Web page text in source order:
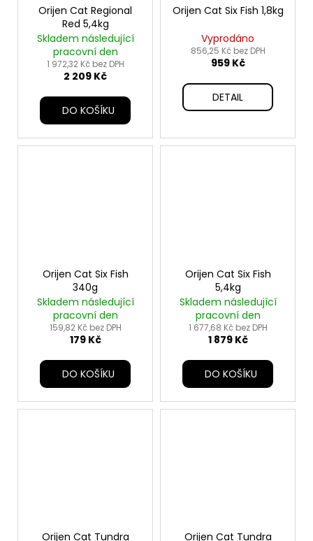
Orijen Cat Regional
Red 5,4kg
Skladem následující
pracovní den
1 972,32 Kč bez DPH
2 209 Kč
DO KOŠÍKU
Orijen Cat Six Fish 1,8kg
Vyprodáno
856,25 Kč bez DPH
959 Kč
DETAIL
Orijen Cat Six Fish
340g
Skladem následující
pracovní den
159,82 Kč bez DPH
179 Kč
DO KOŠÍKU
Orijen Cat Six Fish
5,4kg
Skladem následující
pracovní den
1 677,68 Kč bez DPH
1 879 Kč
DO KOŠÍKU
Orijen Cat Tundra
Orijen Cat Tundra